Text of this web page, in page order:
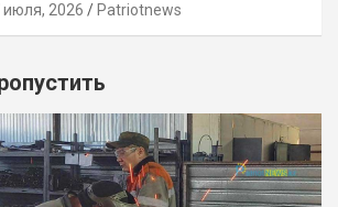
июля, 2026 Patriotnews